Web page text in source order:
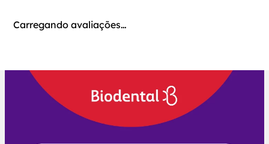
Carregando avaliações…